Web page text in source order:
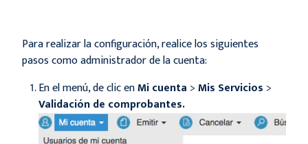
Para realizar la configuración, realice los siguientes
pasos como administrador de la cuenta:
En el menú, de clic enMi cuenta >Mis Servicios >
Validación de comprobantes.